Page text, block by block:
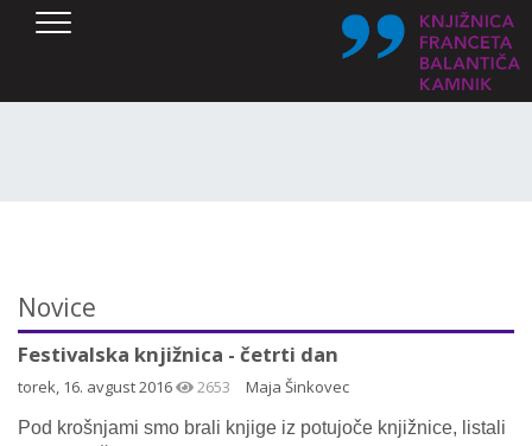
Novice
Festivalska knjižnica - četrti dan
torek, 16. avgust 2016 2653 Maja Šinkovec
Pod krošnjami smo brali knjige iz potujoče knjižnice, listali